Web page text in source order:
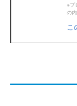
※プ
の
こ